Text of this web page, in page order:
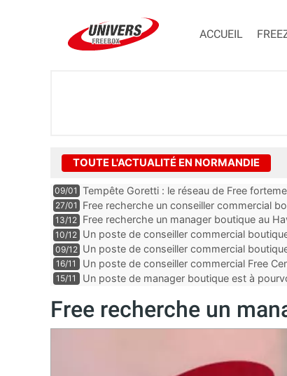
ACCUEIL
TOUTE L'ACTUALITÉ EN NORMANDIE
09/01 Tempête Goretti : le réseau de Free
27/01 Free recherche un conseiller commercial
13/12 Free recherche un manager boutique au
10/12 Un poste de conseiller commercial
Calvados
09/12 Un poste de conseiller commercial
département de la Seine-Maritime
16/11
Un poste de conseiller commercial Free
département de la Manche
15/11
Un poste de manager boutique est à
Free recherche un